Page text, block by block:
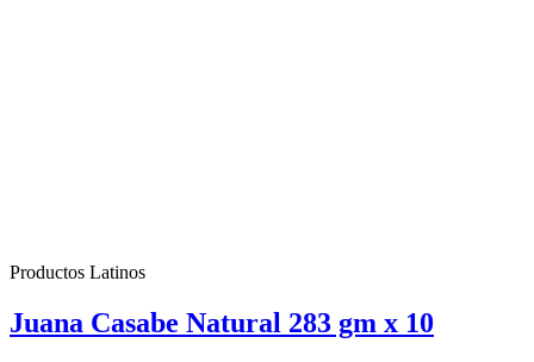
Productos Latinos
Juana Casabe Natural 283 gm x 10